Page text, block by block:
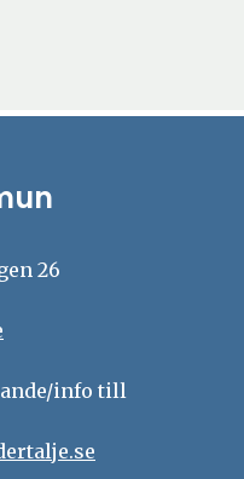
26
info till